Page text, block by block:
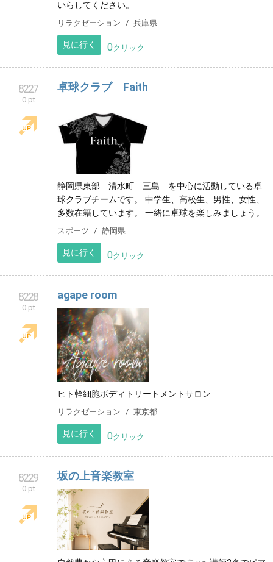
いらしてください。
リラクゼーション 兵庫県
見に行く 0クリック
8227
0 pt
卓球クラブ Faith
静岡県東部 清水町 三島 を中心に活動している卓
球クラブチームです。 中学生、高校生、男性、女性、
多数在籍しています。 一緒に卓球を楽しみましょう。
スポーツ 静岡県
見に行く 0クリック
8228
0 pt
agape room
ヒト幹細胞ボディトリートメントサロン
リラクゼーション 東京都
見に行く 0クリック
8229
0 pt
坂の上音楽教室